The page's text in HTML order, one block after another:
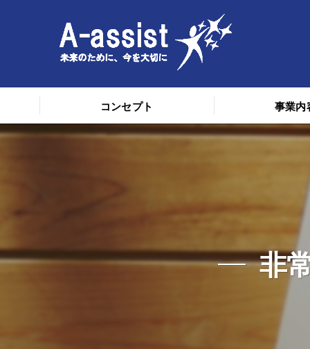
コンセプト 事業内
非